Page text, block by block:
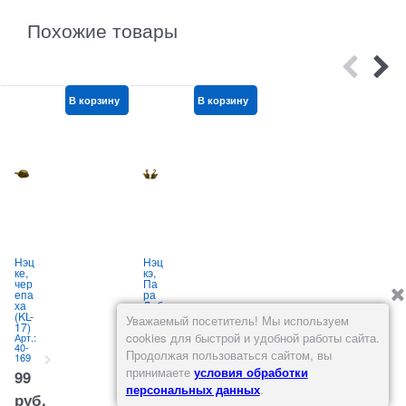
Похожие товары
Нэц
ке,
чер
епа
ха
(KL-
17)
Арт.:
40-
169
99
руб.
В корзину
Нэц
кэ,
Па
ра
Леб
еде
й
Арт.:
132-
945
192,32
руб.
В корзину
зья
ны
Арт.:
132-
394
395
а
Уважаемый посетитель! Мы используем
cookies для быстрой и удобной работы сайта.
Продолжая пользоваться сайтом, вы
принимаете условия обработки
персональных данных.